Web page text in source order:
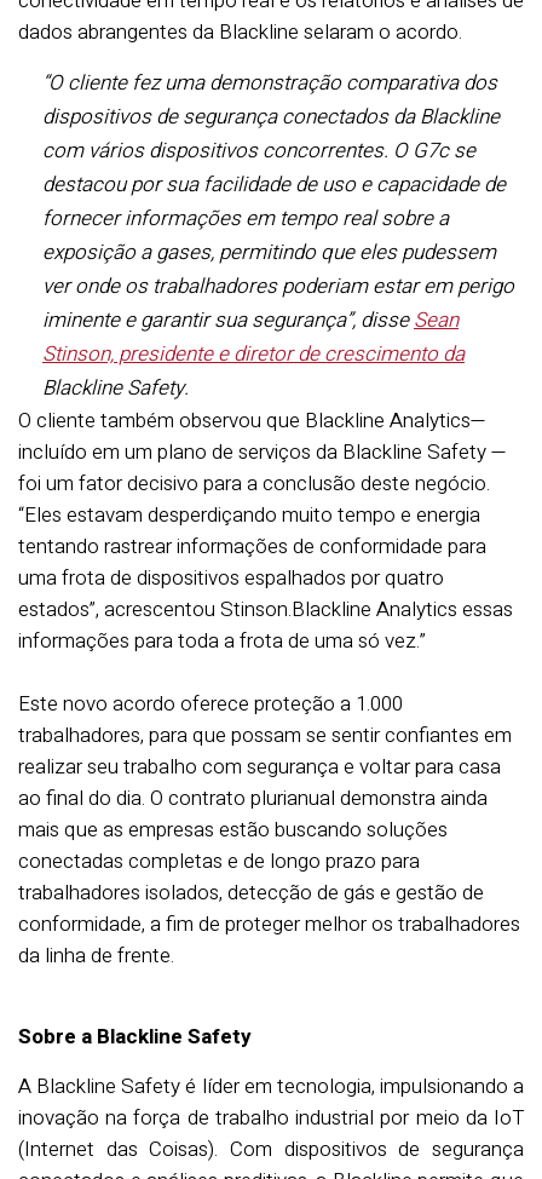
dados abrangentes da Blackline selaram o acordo.
“O cliente fez uma demonstração comparativa dos
dispositivos de segurança conectados da Blackline
com vários dispositivos concorrentes. O G7c se
destacou por sua facilidade de uso e capacidade de
fornecer informações em tempo real sobre a
exposição a gases, permitindo que eles pudessem
ver onde os trabalhadores poderiam estar em perigo
iminente e garantir sua segurança”, disseSean
Stinson, presidente e diretor de crescimento da
Blackline Safety.
O cliente também observou que Blackline Analytics—
incluído em um plano de serviços da Blackline Safety —
foi um fator decisivo para a conclusão deste negócio.
“Eles estavam desperdiçando muito tempo e energia
tentando rastrear informações de conformidade para
uma frota de dispositivos espalhados por quatro
estados”, acrescentou Stinson.Blackline Analytics essas
informações para toda a frota de uma só vez.”
Este novo acordo oferece proteção a 1.000
trabalhadores, para que possam se sentir confiantes em
realizar seu trabalho com segurança e voltar para casa
ao final do dia. O contrato plurianual demonstra ainda
mais que as empresas estão buscando soluções
conectadas completas e de longo prazo para
trabalhadores isolados, detecção de gás e gestão de
conformidade, a fim de proteger melhor os trabalhadores
da linha de frente.
Sobre a Blackline Safety
A Blackline Safety é líder em tecnologia, impulsionando a
inovação na força de trabalho industrial por meio da IoT
(Internet das Coisas). Com dispositivos de segurança